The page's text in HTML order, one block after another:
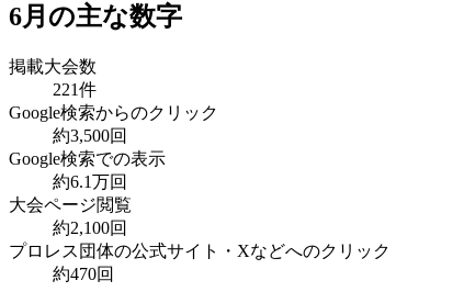
6月の主な数字
掲載大会数
221件
Google検索からのクリック
約3,500回
Google検索での表示
約6.1万回
大会ページ閲覧
約2,100回
プロレス団体の公式サイト・Xなどへのクリック
約470回